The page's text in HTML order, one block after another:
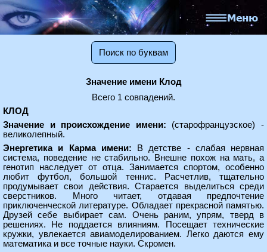
Поиск по буквам
Значение имени Клод
Всего 1 совпадений.
КЛОД
Значение и происхождение имени: (старофранцузское) -
великолепный.
Энергетика и Карма имени: В детстве - слабая нервная
система, поведение не стабильно. Внешне похож на мать, а
генотип наследует от отца. Занимается спортом, особенно
любит футбол, большой теннис. Расчетлив, тщательно
продумывает свои действия. Старается выделиться среди
сверстников. Много читает, отдавая предпочтение
приключенческой литературе. Обладает прекрасной памятью.
Друзей себе выбирает сам. Очень раним, упрям, тверд в
решениях. Не поддается влияниям. Посещает технические
кружки, увлекается авиамоделированием. Легко даются ему
математика и все точные науки. Скромен.